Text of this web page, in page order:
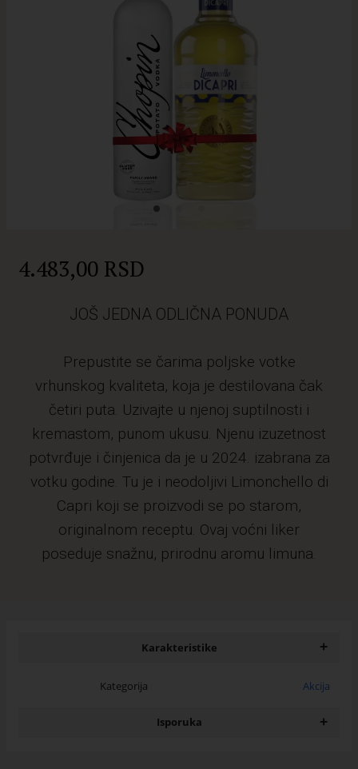
4.483,00 RSD
JOŠ JEDNA ODLIČNA PONUDA
Prepustite se čarima poljske votke
vrhunskog kvaliteta, koja je destilovana čak
četiri puta. Uzivajte u njenoj suptilnosti i
kremastom, punom ukusu. Njenu izuzetnost
potvrđuje i činjenica da je u 2024. izabrana za
votku godine. Tu je i neodoljivi Limonchello di
Capri koji se proizvodi se po starom,
originalnom receptu. Ovaj voćni liker
poseduje snažnu, prirodnu aromu limuna.
Karakteristike +
Kategorija Akcija
Isporuka +